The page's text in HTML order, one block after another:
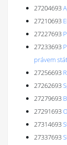
27204693
27210693
27227693
27233693
právem
27256693
27262693
27279693
27291693
27314693
27337693